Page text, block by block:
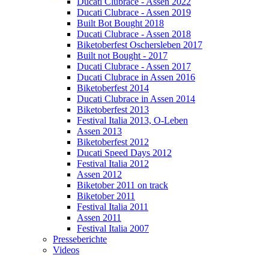
Ducati Clubrace - Assen 2019
Built Bot Bought 2018
Ducati Clubrace - Assen 2018
Biketoberfest Oschersleben 2017
Built not Bought - 2017
Ducati Clubrace - Assen 2017
Ducati Clubrace in Assen 2016
Biketoberfest 2014
Ducati Clubrace in Assen 2014
Biketoberfest 2013
Festival Italia 2013, O-Leben
Assen 2013
Biketoberfest 2012
Ducati Speed Days 2012
Festival Italia 2012
Assen 2012
Biketober 2011 on track
Biketober 2011
Festival Italia 2011
Assen 2011
Festival Italia 2007
Presseberichte
Videos